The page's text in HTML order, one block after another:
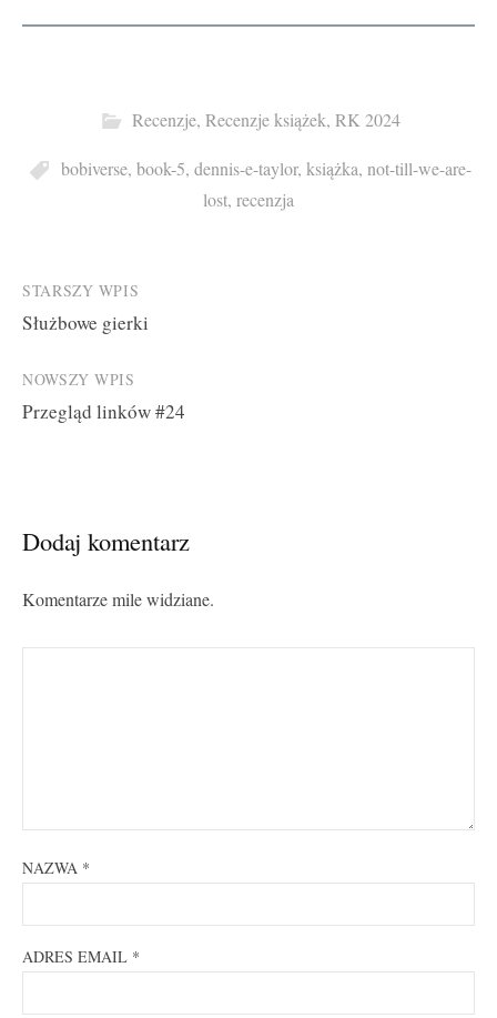
Recenzje, Recenzje książek, RK 2024
bobiverse, book-5, dennis-e-taylor, książka, not-till-we-are-
lost, recenzja
Post
navigation
STARSZY WPIS
Służbowe gierki
NOWSZY WPIS
Przegląd linków #24
Dodaj komentarz
Komentarze mile widziane.
NAZWA *
ADRES EMAIL *